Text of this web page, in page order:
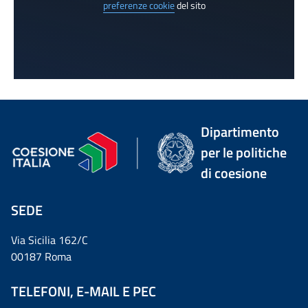
preferenze cookiedel sito
Dipartimento
per le politiche
di coesione
SEDE
Via Sicilia 162/C
00187 Roma
TELEFONI, E-MAIL E PEC